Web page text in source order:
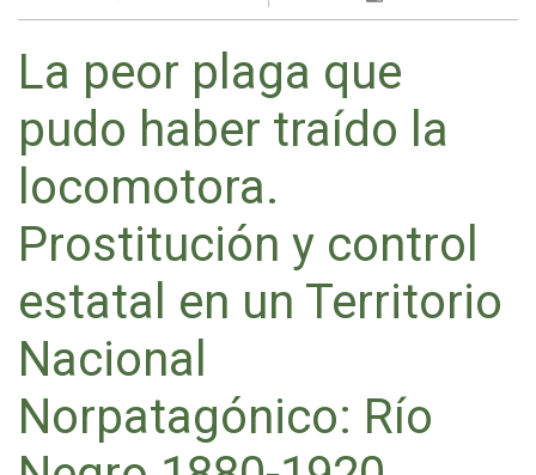
La peor plaga que
pudo haber traído la
locomotora.
Prostitución y control
estatal en un Territorio
Nacional
Norpatagónico: Río